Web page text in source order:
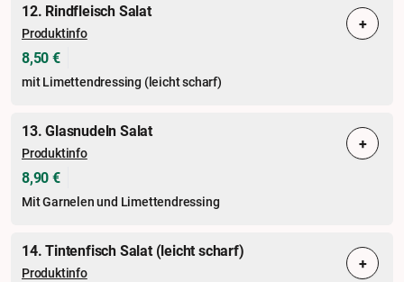
12. Rindfleisch Salat
Produktinfo
8,50 €
mit Limettendressing (leicht scharf)
+
13. Glasnudeln Salat
Produktinfo
8,90 €
Mit Garnelen und Limettendressing
+
14. Tintenfisch Salat (leicht scharf)
Produktinfo +